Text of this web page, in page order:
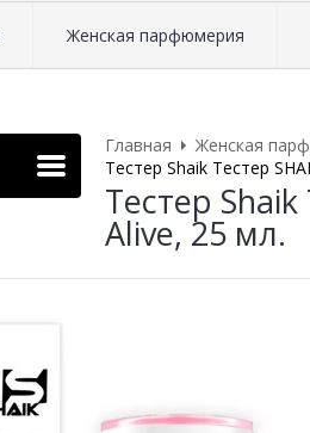
Женская парфюмерия
Главная Женская
Тестер Shaik Тестер
Тестер
Alive, 25 мл.